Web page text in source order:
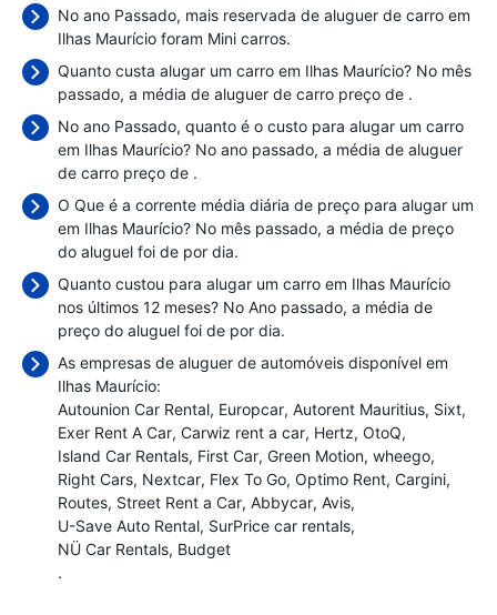
No ano Passado, mais reservada de aluguer de carro em
Ilhas Maurício foram Mini carros.
Quanto custa alugar um carro em Ilhas Maurício? No mês
passado, a média de aluguer de carro preço de .
No ano Passado, quanto é o custo para alugar um carro
em Ilhas Maurício? No ano passado, a média de aluguer
de carro preço de .
O Que é a corrente média diária de preço para alugar um
em Ilhas Maurício? No mês passado, a média de preço
do aluguel foi de por dia.
Quanto custou para alugar um carro em Ilhas Maurício
nos últimos 12 meses? No Ano passado, a média de
preço do aluguel foi de por dia.
As empresas de aluguer de automóveis disponível em
Ilhas Maurício:
Autounion Car Rental Europcar Autorent Mauritius Sixt
Exer Rent A Car Carwiz rent a car Hertz OtoQ
Island Car Rentals First Car Green Motion wheego
Right Cars Nextcar Flex To Go Optimo Rent Cargini
Routes Street Rent a Car Abbycar Avis
U-Save Auto Rental SurPrice car rentals
NÜ Car Rentals Budget
.